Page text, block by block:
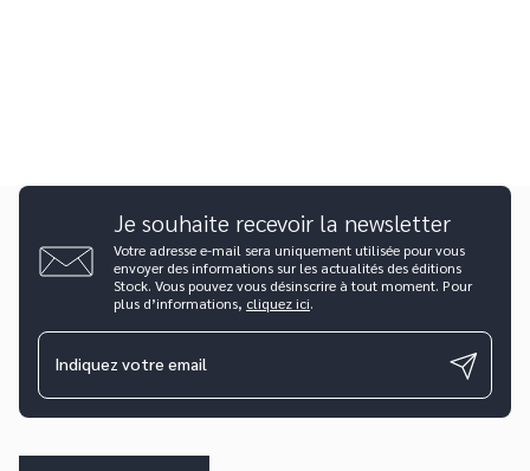
Je souhaite recevoir la newsletter
Votre adresse e-mail sera uniquement utilisée pour vous
envoyer des informations sur les actualités des éditions
Stock. Vous pouvez vous désinscrire à tout moment. Pour
plus d’informations, cliquez ici.
Indiquez votre email